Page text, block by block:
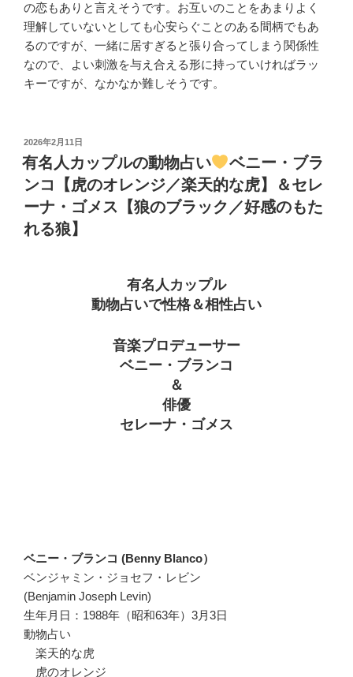
の恋もありと言えそうです。お互いのことをあまりよく
理解していないとしても心安らぐことのある間柄でもあ
るのですが、一緒に居すぎると張り合ってしまう関係性
なので、よい刺激を与え合える形に持っていければラッ
キーですが、なかなか難しそうです。
投
稿
日:
2026年2月11日
有名人カップルの動物占い
ベニー・ブラ
ンコ【虎のオレンジ／楽天的な虎】＆セレ
ーナ・ゴメス【狼のブラック／好感のもた
れる狼】
有名人カップル
動物占いで性格＆相性占い
音楽プロデューサー
ベニー・ブランコ
＆
俳優
セレーナ・ゴメス
ベニー・ブランコ (Benny Blanco）
ベンジャミン・ジョセフ・レビン
(Benjamin Joseph Levin)
生年月日：1988年（昭和63年）3月3日
動物占い
楽天的な虎
虎のオレンジ